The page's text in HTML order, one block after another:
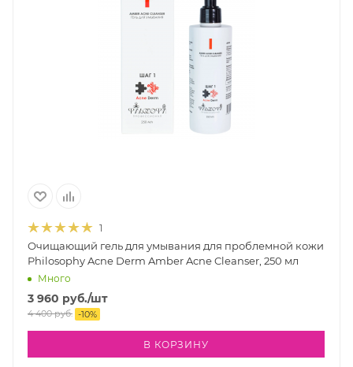
1
Очищающий гель для умывания для проблемной кожи
Philosophy Acne Derm Amber Acne Cleanser, 250 мл
Много
3 960 руб./шт
4 400руб. -10%
В КОРЗИНУ